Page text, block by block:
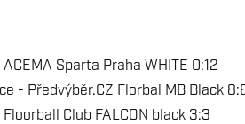
Sparta Praha WHITE 0:12
- Předvýběr.CZ Florbal MB Black
Club FALCON black 3:3